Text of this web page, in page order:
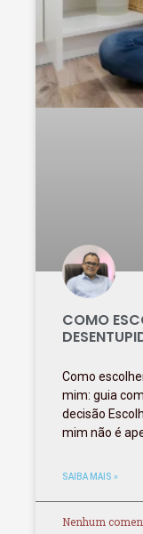
COMO
Como
mim: guia
decisão
mim não é
SAIBA MAIS »
Nenhum